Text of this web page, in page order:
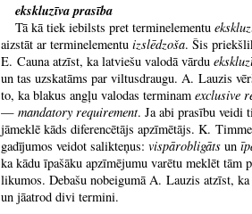
ekskluzīva prasība
Tā kā tiek iebilsts pret terminelementu
aizstāt ar terminelementu izslēdzoša. Šis
E. Cauna atzīst, ka latviešu valodā vārdu
un tas uzskatāms par viltusdraugu. A. Lauzis
to, ka blakus angļu valodas terminam exclusive
— mandatory requirement. Ja abi prasību veidi
jāmeklē kāds diferencētājs apzīmētājs. K.
gadījumos veidot salikteņus: vispārobligāts un
ka kādu īpašāku apzīmējumu varētu meklēt tām
likumos. Debašu nobeigumā A. Lauzis atzīst,
un jāatrod divi termini.